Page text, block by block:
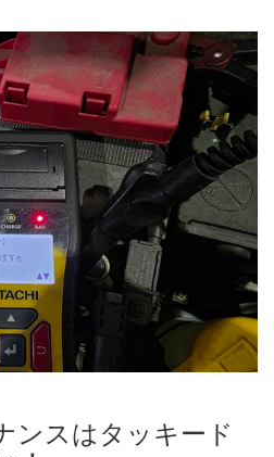
ンスはタッキード